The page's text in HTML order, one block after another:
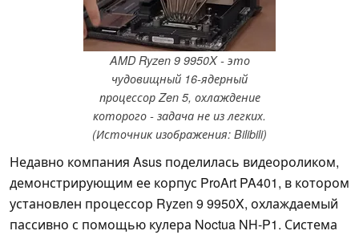
AMD Ryzen 9 9950X - это
чудовищный 16-ядерный
процессор Zen 5, охлаждение
которого - задача не из легких.
(Источник изображения: Bilibili)
Недавно компания Asus поделилась видеороликом,
демонстрирующим ее корпус ProArt PA401, в котором
установлен процессор Ryzen 9 9950X, охлаждаемый
пассивно с помощью кулера Noctua NH-P1. Система